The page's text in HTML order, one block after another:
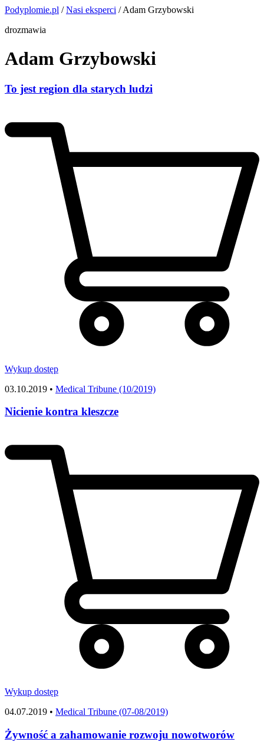
Podyplomie.pl /Nasi eksperci / Adam Grzybowski
drozmawia
Adam Grzybowski
To jest region dla starych ludzi
Wykup dostęp
03.10.2019 • Medical Tribune (10/2019)
Nicienie kontra kleszcze
Wykup dostęp
04.07.2019 • Medical Tribune (07-08/2019)
Żywność a zahamowanie rozwoju nowotworów